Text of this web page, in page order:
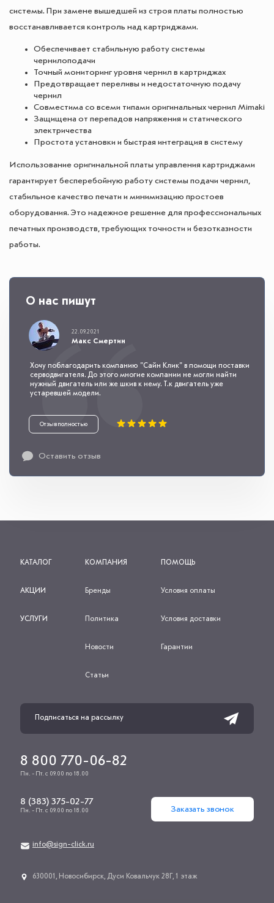
системы. При замене вышедшей из строя платы полностью
восстанавливается контроль над картриджами.
Обеспечивает стабильную работу системы
чернилоподачи
Точный мониторинг уровня чернил в картриджах
Предотвращает переливы и недостаточную подачу
чернил
Совместима со всеми типами оригинальных чернил Mimaki
Защищена от перепадов напряжения и статического
электричества
Простота установки и быстрая интеграция в систему
Использование оригинальной платы управления картриджами
гарантирует бесперебойную работу системы подачи чернил,
стабильное качество печати и минимизацию простоев
оборудования. Это надежное решение для профессиональных
печатных производств, требующих точности и безотказности
работы.
О нас пишут
Оставить отзыв
22.09.2021
Макс Смертин
Хочу поблагодарить компанию "Сайн Клик" в помощи поставки
серводвигателя. До этого многие компании не могли найти
нужный двигатель или же шкив к нему. Т.к двигатель уже
устаревшей модели.
Отзыв полностью
КАТАЛОГ
АКЦИИ
УСЛУГИ
КОМПАНИЯ
Бренды
Политика
Новости
Статьи
ПОМОЩЬ
Условия оплаты
Условия доставки
Гарантии
8 800 770-06-82
Пн. - Пт. с 09.00 по 18.00
8 (383) 375-02-77
Пн. - Пт. с 09.00 по 18.00 Заказать звонок
info@sign-click.ru
​630001, Новосибирск, Дуси Ковальчук 28Г, 1 этаж